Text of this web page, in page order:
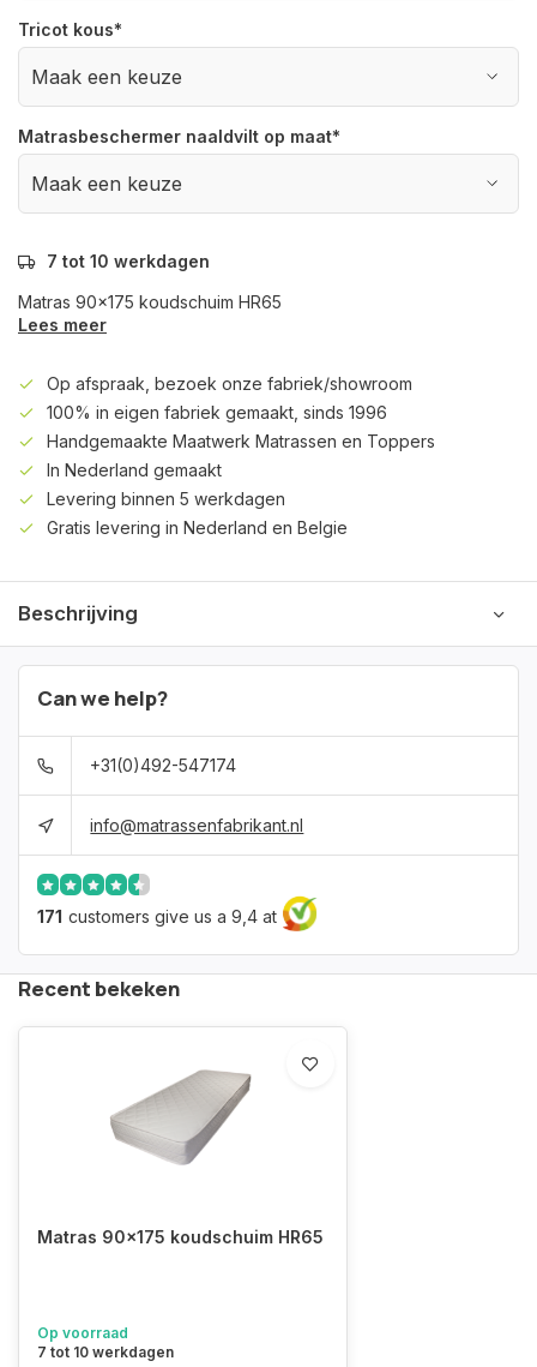
Tricot kous*
Matrasbeschermer naaldvilt op maat*
7 tot 10 werkdagen
Matras 90x175 koudschuim HR65
Lees meer
Op afspraak, bezoek onze fabriek/showroom
100% in eigen fabriek gemaakt, sinds 1996
Handgemaakte Maatwerk Matrassen en Toppers
In Nederland gemaakt
Levering binnen 5 werkdagen
Gratis levering in Nederland en Belgie
Beschrijving
Can we help?
+31(0)492-547174
info@matrassenfabrikant.nl
171 customers give us a 9,4 at
Recent bekeken
Matras 90x175 koudschuim HR65
Op voorraad
7 tot 10 werkdagen